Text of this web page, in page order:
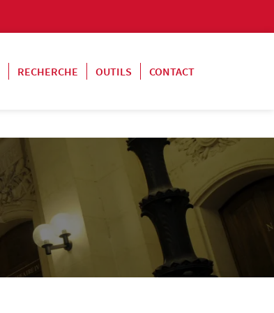
RECHERCHE OUTILS CONTACT